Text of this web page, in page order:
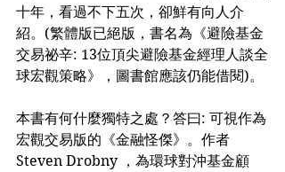
十年，看過不下五次，卻鮮有向人介
紹。(繁體版已絕版，書名為《避險基金
交易祕辛: 13位頂尖避險基金經理人談全
球宏觀策略》，圖書館應該仍能借閱)。
本書有何什麼獨特之處？答曰: 可視作為
宏觀交易版的《金融怪傑》。作者
Steven Drobny ，為環球對沖基金顧